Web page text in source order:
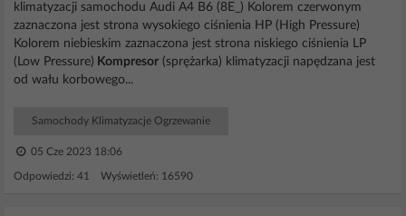
klimatyzacji samochodu Audi A4 B6 (8E_) Kolorem czerwonym
zaznaczona jest strona wysokiego ciśnienia HP (High Pressure)
Kolorem niebieskim zaznaczona jest strona niskiego ciśnienia LP
(Low Pressure) Kompresor (sprężarka) klimatyzacji napędzana jest
od wału korbowego...
Samochody Klimatyzacje Ogrzewanie
05 Cze 2023 18:06
Odpowiedzi: 41 Wyświetleń: 16590